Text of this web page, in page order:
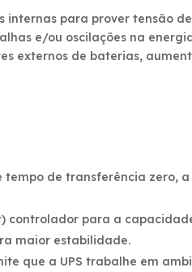
internas para prover tensão
e/ou oscilações na
externos de baterias,
tempo de transferência zero,
controlador para a
maior estabilidade.
que a UPS trabalhe em